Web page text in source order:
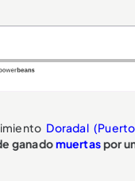
Doradal
ganadomuertaspor